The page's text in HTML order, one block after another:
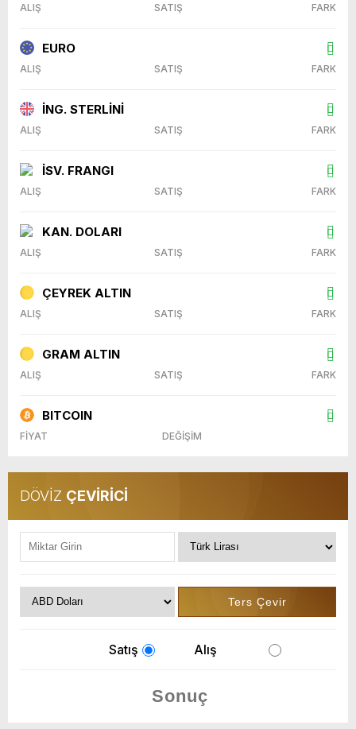
ALIŞ SATIŞ FARK
EURO
ALIŞ SATIŞ FARK
İNG. STERLİNİ
ALIŞ SATIŞ FARK
İSV. FRANGI
ALIŞ SATIŞ FARK
KAN. DOLARI
ALIŞ SATIŞ FARK
ÇEYREK ALTIN
ALIŞ SATIŞ FARK
GRAM ALTIN
ALIŞ SATIŞ FARK
BITCOIN
FİYAT DEĞİŞİM
DÖVİZ ÇEVİRİCİ
Satış Alış